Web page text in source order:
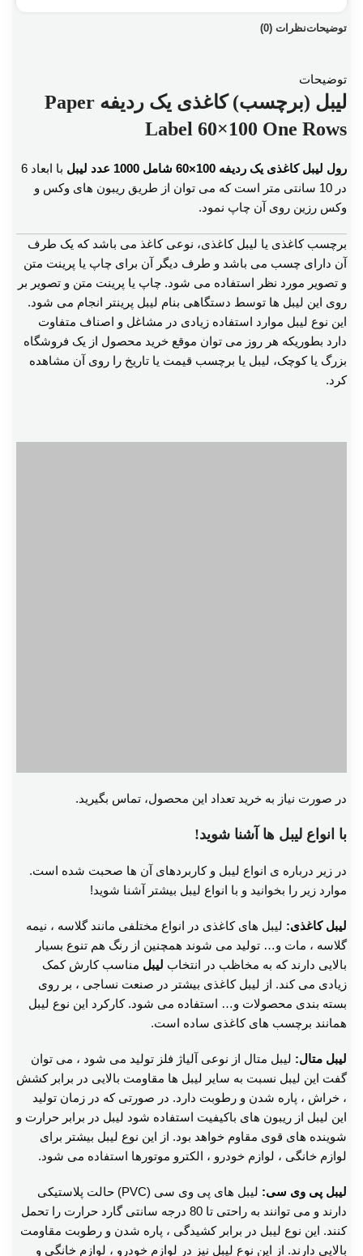
توضیحاتنظرات (0)
توضیحات
لیبل (برچسب) کاغذی یک ردیفه Paper
Label 60×100 One Rows
رول لیبل کاغذی یک ردیفه 100×60 شامل 1000 عدد لیبل
با ابعاد 6
در 10 سانتی متر است که می توان از طریق ریبون های وکس و
وکس رزین روی آن چاپ نمود.
برچسب کاغذی یا لیبل کاغذی، نوعی کاغذ می باشد که یک طرف
آن دارای چسب می باشد و طرف دیگر آن برای چاپ یا پرینت متن
و تصویر مورد نظر استفاده می شود. چاپ یا پرینت متن و تصویر بر
روی این لیبل ها توسط دستگاهی بنام لیبل پرینتر انجام می شود.
این نوع لیبل موارد استفاده زیادی در مشاغل و اصناف متفاوت
دارد بطوریکه هر روز می توان موقع خرید محصول از یک فروشگاه
بزرگ یا کوچک، لیبل یا برچسب قیمت یا تاریخ را روی آن مشاهده
کرد.
در صورت نیاز به خرید تعداد این محصول، تماس بگیرید.
با انواع لیبل ها آشنا شوید!
در زیر درباره ی انواع لیبل و کاربردهای آن ها صحبت شده است.
موارد زیر را بخوانید و با انواع لیبل بیشتر آشنا شوید!
لیبل کاغذی: لیبل های کاغذی در انواع مختلفی مانند گلاسه ، نیمه
گلاسه ، مات و… تولید می شوند همچنین از رنگ هم تنوع بسیار
بالایی دارند که به مخاظب در انتخاب لیبل مناسب کارش کمک
زیادی می کند. از لیبل کاغذی بیشتر در صنعت نساجی ، بر روی
بسته بندی محصولات و… استفاده می شود. کارکرد این نوع لیبل
همانند برچسب های کاغذی ساده است.
لیبل متال: لیبل متال از نوعی آلیاژ فلز تولید می شود ، می توان
گفت این لیبل نسبت به سایر لیبل ها مقاومت بالایی در برابر کشش
، خراش ، پاره شدن و رطوبت دارد. در صورتی که در زمان تولید
این لیبل از ریبون های باکیفیت استفاده شود لیبل در برابر حرارت و
شوینده های قوی مقاوم خواهد بود. از این نوع لیبل بیشتر برای
لوازم خانگی ، لوازم خودرو ، الکترو موتورها استفاده می شود.
لیبل پی وی سی:
لیبل های پی وی سی (PVC) حالت پلاستیکی
دارند و می توانند به راحتی تا 80 درجه سانتی گارد حرارت را تحمل
کنند. این نوع لیبل در برابر کشیدگی ، پاره شدن و رطوبت مقاومت
بالایی دارند. از این نوع لیبل نیز در لوازم خودرو ، لوازم خانگی و